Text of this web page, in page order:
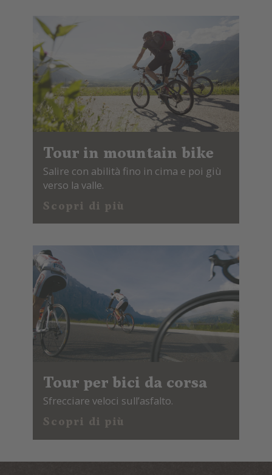
Tour in mountain bike
Salire con abilità fino in cima e poi giù
verso la valle.
Scopri di più
Tour per bici da corsa
Sfrecciare veloci sull’asfalto.
Scopri di più